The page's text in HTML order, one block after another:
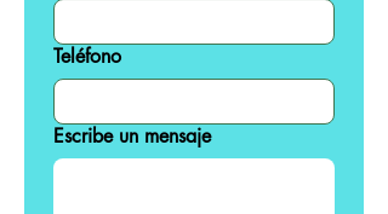
Teléfono
Escribe un mensaje